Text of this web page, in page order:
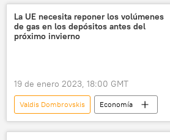
🌍 Europa
Francia
La UE necesita reponer los volúmenes
de gas en los depósitos antes del
próximo invierno
19 de enero 2023, 18:00 GMT
Valdis Dombrovskis
Economía
📈 Mercados y finanzas
🌍 Europa